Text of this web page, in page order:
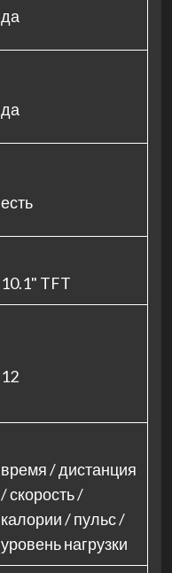
да
да
есть
10.1" TFT
12
время / дистанция
/ скорость /
калории / пульс /
уровень нагрузки